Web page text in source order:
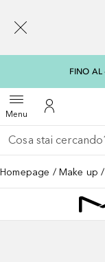
FINO AL
MenuApri menuAl Mio
Torna indietro
Esegui ricerca
Homepage Make up